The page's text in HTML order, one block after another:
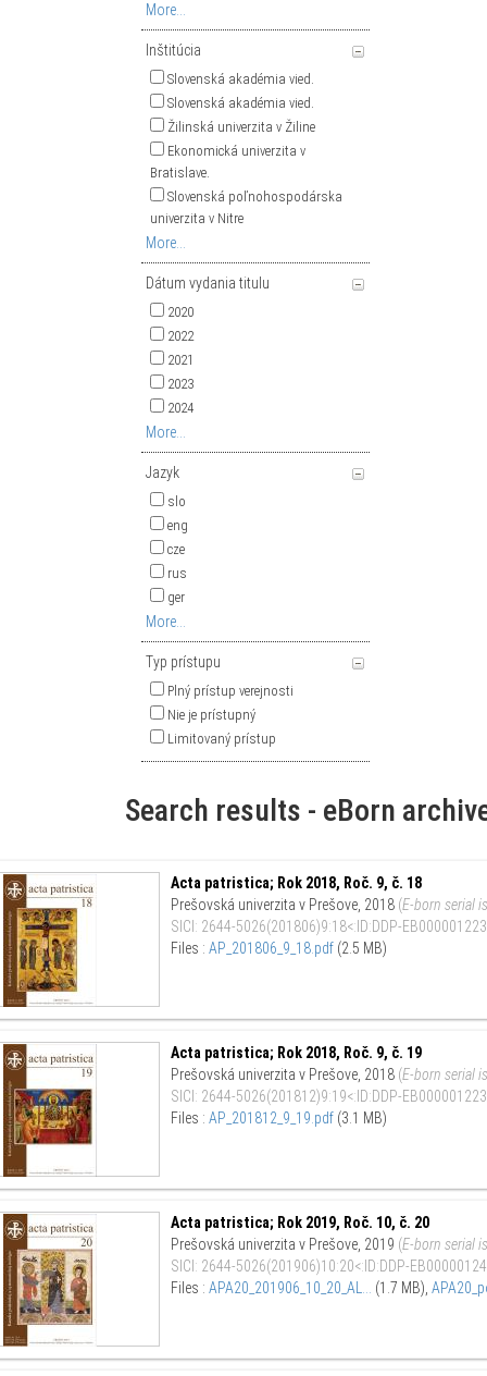
More...
Inštitúcia
Slovenská akadémia vied.
Slovenská akadémia vied.
Žilinská univerzita v Žiline
Ekonomická univerzita v
Bratislave.
Slovenská poľnohospodárska
univerzita v Nitre
More...
Dátum vydania titulu
2020
2022
2021
2023
2024
More...
Jazyk
slo
eng
cze
rus
ger
More...
Typ prístupu
Plný prístup verejnosti
Nie je prístupný
Limitovaný prístup
Search results - eBorn
Acta patristica; Rok 2018, Roč. 9, č. 18
Prešovská univerzita v Prešove, 2018 (E-born serial
SICI : 2644-5026(201806)9:18<:ID:DDP-
Files : AP_201806_9_18.pdf (2.5 MB)
Acta patristica; Rok 2018, Roč. 9, č. 19
Prešovská univerzita v Prešove, 2018 (E-born serial
SICI : 2644-5026(201812)9:19<:ID:DDP-
Files : AP_201812_9_19.pdf (3.1 MB)
Acta patristica; Rok 2019, Roč. 10, č. 20
Prešovská univerzita v Prešove, 2019 (E-born serial
SICI : 2644-5026(201906)10:20<:ID:DDP-
Files : APA20_201906_10_20_AL... (1.7 MB),